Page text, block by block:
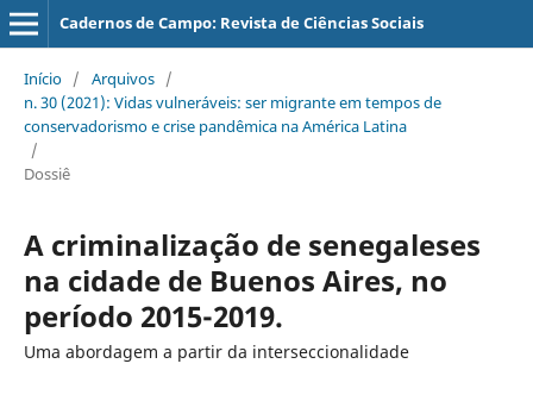
Cadernos de Campo: Revista de Ciências Sociais
Início / Arquivos /
n. 30 (2021): Vidas vulneráveis: ser migrante em tempos de
conservadorismo e crise pandêmica na América Latina
/
Dossiê
A criminalização de senegaleses
na cidade de Buenos Aires, no
período 2015-2019.
Uma abordagem a partir da interseccionalidade